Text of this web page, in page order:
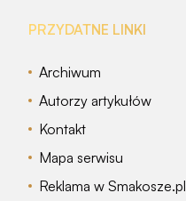
PRZYDATNE LINKI
Archiwum
Autorzy artykułów
Kontakt
Mapa serwisu
Reklama w Smakosze.pl